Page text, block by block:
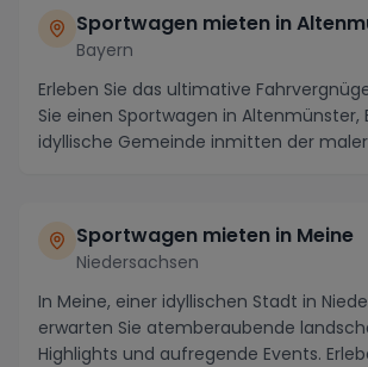
Sportwagen mieten in
Bayern
Erleben Sie das ultimative
Sie einen Sportwagen in Altenmünster,
idyllische Gemeinde inmitten der
Sportwagen mieten in Meine
Niedersachsen
In Meine, einer idyllischen Stadt in
erwarten Sie atemberaubende
Highlights und aufregende Events.